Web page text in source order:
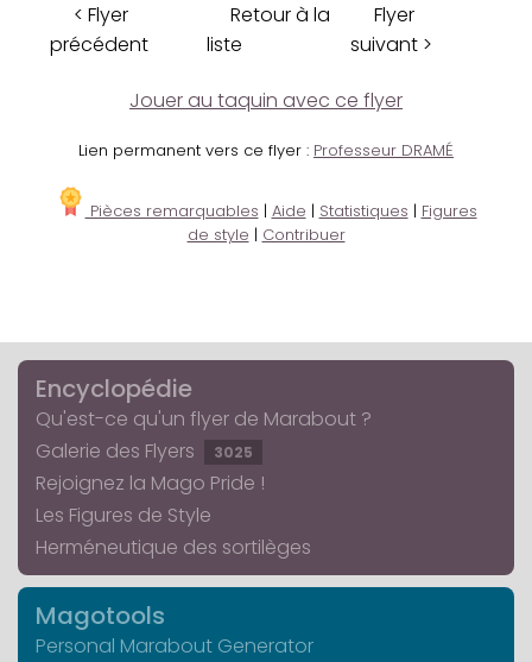
< Flyer
précédent
Retour à la
liste
Flyer
suivant >
Jouer au taquin avec ce flyer
Lien permanent vers ce flyer : Professeur DRAMÉ
Pièces remarquables | Aide | Statistiques | Figures
de style | Contribuer
Encyclopédie
Qu'est-ce qu'un flyer de Marabout ?
Galerie des Flyers
3025
Rejoignez la Mago Pride !
Les Figures de Style
Herméneutique des sortilèges
Magotools
Personal Marabout Generator